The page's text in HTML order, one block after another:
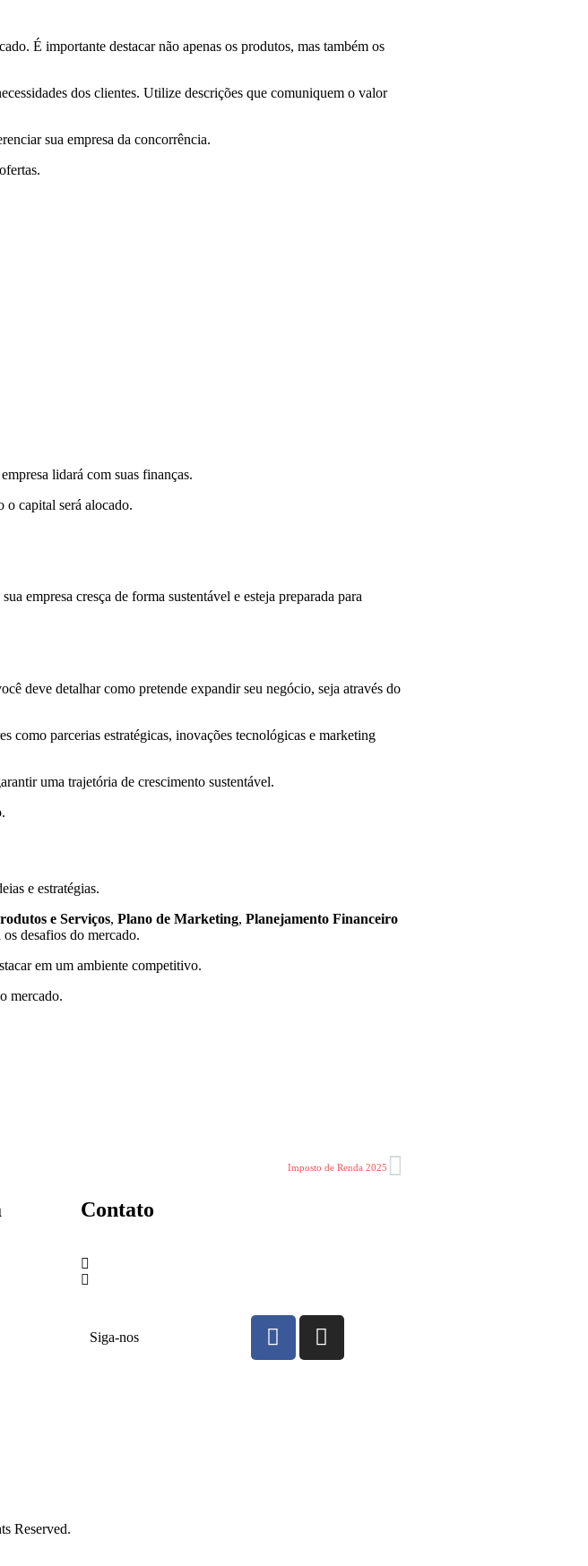
É importante destacar não apenas os produtos, mas também os
dos clientes. Utilize descrições que comuniquem o valor
sua empresa da concorrência.
lidará com suas finanças.
o capital será alocado.
empresa cresça de forma sustentável e esteja preparada para
deve detalhar como pretende expandir seu negócio, seja através do
como parcerias estratégicas, inovações tecnológicas e marketing
uma trajetória de crescimento sustentável.
e estratégias.
e Serviços, Plano de Marketing, Planejamento Financeiro
desafios do mercado.
em um ambiente competitivo.
mercado.
Imposto de Renda 2025
Contato
Siga-nos
Reserved.